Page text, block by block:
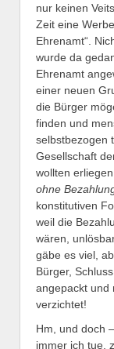
nur keinen
Zeit eine
Ehrenamt“.
wurde da
Ehrenamt
einer neuen
die Bürger
finden und
selbstbezogen
Gesellschaft
wollten
ohne
konstitutiven
weil die
wären,
gäbe es viel,
Bürger,
angepackt und
verzichtet!
Hm, und doch
immer ich tue,